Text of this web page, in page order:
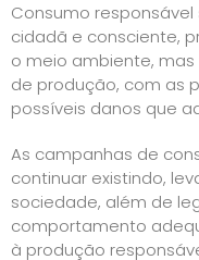
Consumo
cidadã e consciente,
o meio ambiente,
de produção, com as
possíveis danos que
As campanhas de
continuar existindo,
sociedade, além de
comportamento
à produção